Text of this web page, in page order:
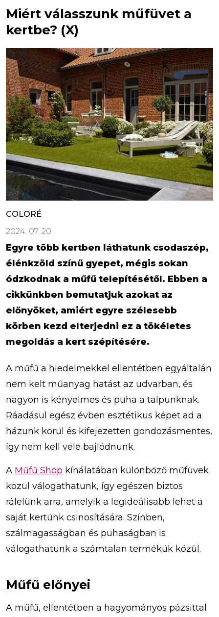
Miért válasszunk műfüvet a
kertbe? (X)
COLORÉ
2024. 07. 20.
Egyre több kertben láthatunk csodaszép,
élénkzöld színű gyepet, mégis sokan
ódzkodnak a műfű telepítésétől. Ebben a
cikkünkben bemutatjuk azokat az
előnyöket, amiért egyre szélesebb
körben kezd elterjedni ez a tökéletes
megoldás a kert szépítésére.
A műfű a hiedelmekkel ellentétben egyáltalán
nem kelt műanyag hatást az udvarban, és
nagyon is kényelmes és puha a talpunknak.
Ráadásul egész évben esztétikus képet ad a
házunk körül és kifejezetten gondozásmentes,
így nem kell vele bajlódnunk.
A Műfű Shop kínálatában különböző műfüvek
közül válogathatunk, így egészen biztos
rálelünk arra, amelyik a legideálisabb lehet a
saját kertünk csinosítására. Színben,
szálmagasságban és puhaságban is
válogathatunk a számtalan termékük közül.
Műfű előnyei
A műfű, ellentétben a hagyományos pázsittal